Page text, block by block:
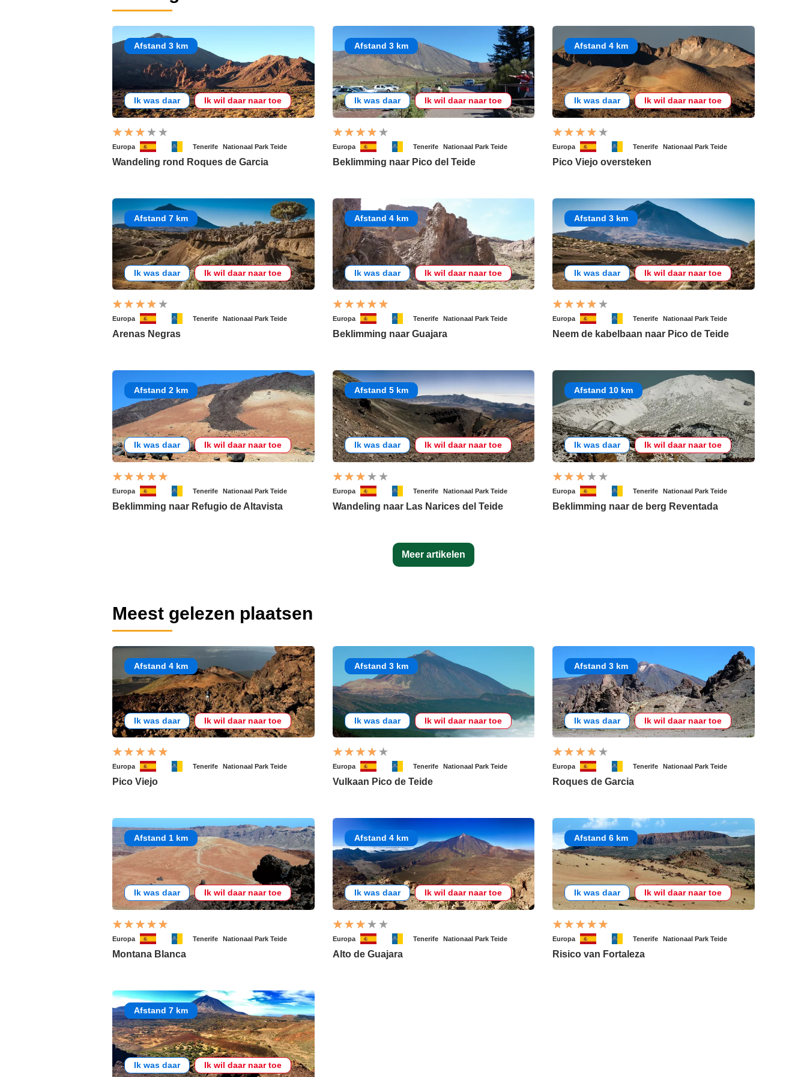
Afstand 3 km
Ik was daar Ik wil daar naar toe
Europa Tenerife Nationaal Park Teide
Wandeling rond Roques de Garcia
Afstand 3 km
Ik was daar Ik wil daar naar toe
Europa Tenerife Nationaal Park Teide
Beklimming naar Pico del Teide
Afstand 4 km
Ik was daar Ik wil daar naar toe
Europa Tenerife Nationaal Park Teide
Pico Viejo oversteken
Afstand 7 km
Ik was daar Ik wil daar naar toe
Europa Tenerife Nationaal Park Teide
Arenas Negras
Afstand 4 km
Ik was daar Ik wil daar naar toe
Europa Tenerife Nationaal Park Teide
Beklimming naar Guajara
Afstand 3 km
Ik was daar Ik wil daar naar toe
Europa Tenerife Nationaal Park Teide
Neem de kabelbaan naar Pico de Teide
Afstand 2 km
Ik was daar Ik wil daar naar toe
Europa Tenerife Nationaal Park Teide
Beklimming naar Refugio de Altavista
Afstand 5 km
Ik was daar Ik wil daar naar toe
Europa Tenerife Nationaal Park Teide
Wandeling naar Las Narices del Teide
Afstand 10 km
Ik was daar Ik wil daar naar toe
Europa Tenerife Nationaal Park Teide
Beklimming naar de berg Reventada
Meer artikelen
Meest gelezen plaatsen
Afstand 4 km
Ik was daar Ik wil daar naar toe
Europa Tenerife Nationaal Park Teide
Pico Viejo
Afstand 3 km
Ik was daar Ik wil daar naar toe
Europa Tenerife Nationaal Park Teide
Vulkaan Pico de Teide
Afstand 3 km
Ik was daar Ik wil daar naar toe
Europa Tenerife Nationaal Park Teide
Roques de Garcia
Afstand 1 km
Ik was daar Ik wil daar naar toe
Europa Tenerife Nationaal Park Teide
Montana Blanca
Afstand 4 km
Ik was daar Ik wil daar naar toe
Europa Tenerife Nationaal Park Teide
Alto de Guajara
Afstand 6 km
Ik was daar Ik wil daar naar toe
Europa Tenerife Nationaal Park Teide
Risico van Fortaleza
Afstand 7 km
Ik was daar Ik wil daar naar toe